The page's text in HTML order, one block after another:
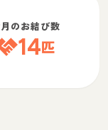
のお結び数
14匹